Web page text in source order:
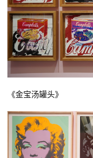
《金宝汤罐头》